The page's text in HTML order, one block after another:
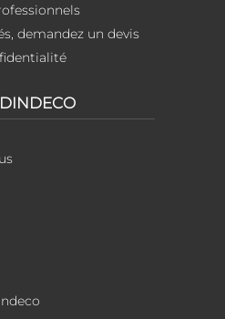
demandez un devis